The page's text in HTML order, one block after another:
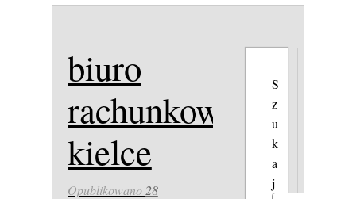
biuro
rachunkowe
kielce
Opublikowano 28
S
z
u
k
a
j